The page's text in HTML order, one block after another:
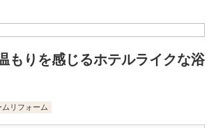
もりを感じるホテルライクな浴
ムリフォーム